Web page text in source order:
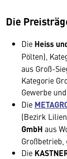
Die
Die Heiss
Pölten),
aus Groß-
Kategorie
Gewerbe
Die
(Bezirk
GmbH aus
Die